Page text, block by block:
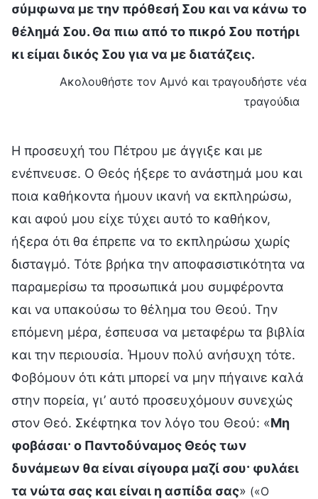
σύμφωνα με την πρόθεσή Σου και να κάνω το
θέλημά Σου. Θα πιω από το πικρό Σου ποτήρι
κι είμαι δικός Σου για να με διατάζεις.
Ακολουθήστε τον Αμνό και τραγουδήστε νέα
τραγούδια
Η προσευχή του Πέτρου με άγγιξε και με
ενέπνευσε. Ο Θεός ήξερε το ανάστημά μου και
ποια καθήκοντα ήμουν ικανή να εκπληρώσω,
και αφού μου είχε τύχει αυτό το καθήκον,
ήξερα ότι θα έπρεπε να το εκπληρώσω χωρίς
δισταγμό. Τότε βρήκα την αποφασιστικότητα να
παραμερίσω τα προσωπικά μου συμφέροντα
και να υπακούσω το θέλημα του Θεού. Την
επόμενη μέρα, έσπευσα να μεταφέρω τα βιβλία
και την περιουσία. Ήμουν πολύ ανήσυχη τότε.
Φοβόμουν ότι κάτι μπορεί να μην πήγαινε καλά
στην πορεία, γι’ αυτό προσευχόμουν συνεχώς
στον Θεό. Σκέφτηκα τον λόγο του Θεού: «Μη
φοβάσαι· ο Παντοδύναμος Θεός των
δυνάμεων θα είναι σίγουρα μαζί σου· φυλάει
τα νώτα σας και είναι η ασπίδα σας» («Ο